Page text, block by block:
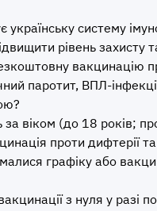
українську систему
рівень захисту
вакцинацію
паротит, ВПЛ-
віком (до 18 років;
проти дифтерії
графіку або
з нуля у разі